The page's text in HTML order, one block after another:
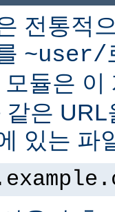
전통적
~user/
모듈은
은
있는 파